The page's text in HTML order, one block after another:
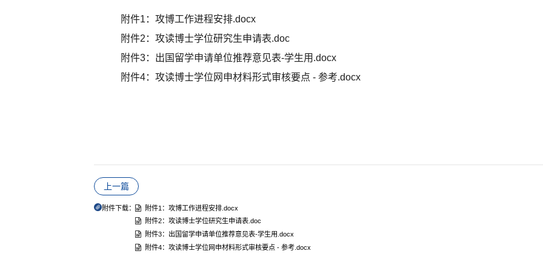
附件1：攻博工作进程安排.docx
附件2：攻读博士学位研究生申请表.doc
附件3：出国留学申请单位推荐意见表-学生用.docx
附件4：攻读博士学位网申材料形式审核要点 - 参考.docx
上一篇
附件下载：
附件1：攻博工作进程安排.docx
附件2：攻读博士学位研究生申请表.doc
附件3：出国留学申请单位推荐意见表-学生用.docx
附件4：攻读博士学位网申材料形式审核要点 - 参考.docx